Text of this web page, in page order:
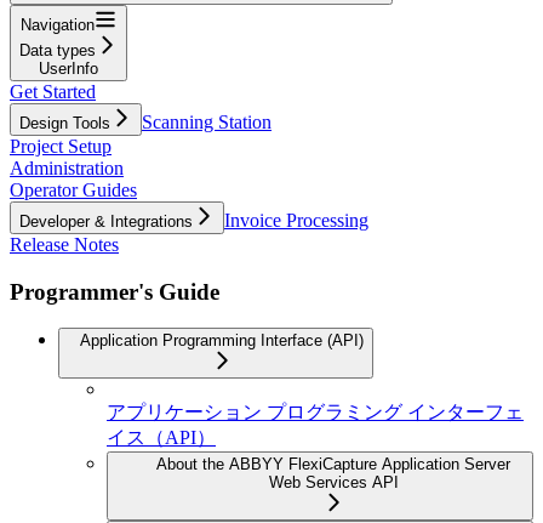
Navigation
Data types
UserInfo
Get Started
Design Tools
Scanning Station
Project Setup
Administration
Operator Guides
Developer & Integrations
Invoice Processing
Release Notes
Programmer's Guide
Application Programming Interface (API)
アプリケーション プログラミング インターフェ
イス（API）
About the ABBYY FlexiCapture Application Server
Web Services API